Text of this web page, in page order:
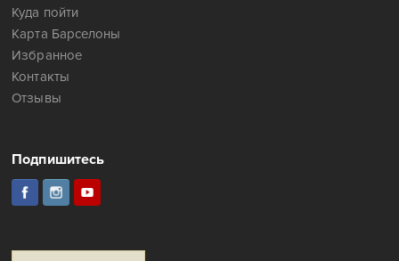
Куда пойти
Карта Барселоны
Избранное
Контакты
Отзывы
Подпишитесь